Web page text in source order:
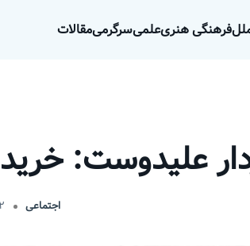
فرهنگی هنریعلمیسرگرمیمقالات
علیدوست:
اجتماعی